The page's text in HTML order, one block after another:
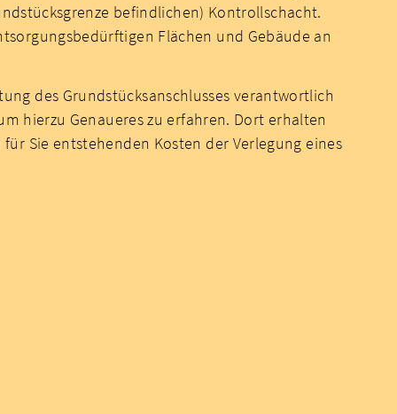
befindlichen) Kontrollschacht.
Flächen und Gebäude an
des Grundstücksanschlusses verantwortlich
hierzu Genaueres zu erfahren. Dort erhalten
Sie entstehenden Kosten der Verlegung eines